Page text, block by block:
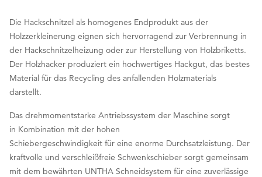
Die Hackschnitzel als homogenes Endprodukt aus der
Holzzerkleinerung eignen sich hervorragend zur Verbrennung in
der Hackschnitzelheizung oder zur Herstellung von Holzbriketts.
Der Holzhacker produziert ein hochwertiges Hackgut, das bestes
Material für das Recycling des anfallenden Holzmaterials
darstellt.
Das drehmomentstarke Antriebssystem der Maschine sorgt
in Kombination mit der hohen
Schiebergeschwindigkeit für eine enorme Durchsatzleistung. Der
kraftvolle und verschleißfreie Schwenkschieber sorgt gemeinsam
mit dem bewährten UNTHA Schneidsystem für eine zuverlässige